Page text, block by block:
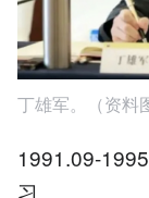
丁雄军。（资料
1991.09-
习